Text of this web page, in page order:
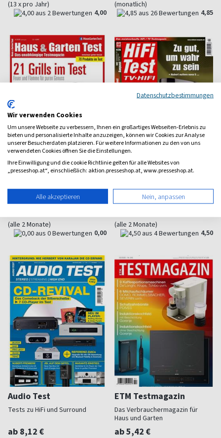
(13 x pro Jahr)
4,00
(monatlich)
4,85
Haus & Garten Test
Unabhängiges Test-Magazin
(alle 2 Monate)
0,00
HiFi Test
HiFi - Video - TV: Leicht
verständlich
(alle 2 Monate)
4,50
Audio Test
Tests zu HiFi und Surround
ab 8,12 €
ETM Testmagazin
Das Verbrauchermagazin für
Haus und Garten
ab 5,42 €
Datenschutzbestimmungen
Wir verwenden Cookies
Um unsere Webseite zu verbessern, Ihnen ein großartiges Webseiten-Erlebnis zu
bieten und personalisierte Inhalte anzuzeigen, können wir Cookies zur Analyse
unserer Besucherdaten platzieren. Für weitere Informationen zu den von uns
verwendeten Cookies öffnen Sie die Einstellungen.
Ihre Einwilligung und die cookie Richtlinie gelten für alle Websites von
„presseshop.at“, einschließlich: aktion.presseshop.at, www.presseshop.at.
Alle akzeptieren Nein, anpassen